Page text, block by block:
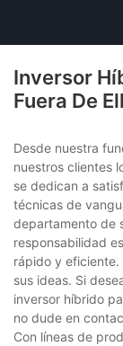
Inversor
Fuera De
Desde nuestra
nuestros clientes
se dedican a
técnicas de
departamento de
responsabilidad
rápido y eficiente.
sus ideas. Si
inversor híbrido
no dude en
Con líneas de